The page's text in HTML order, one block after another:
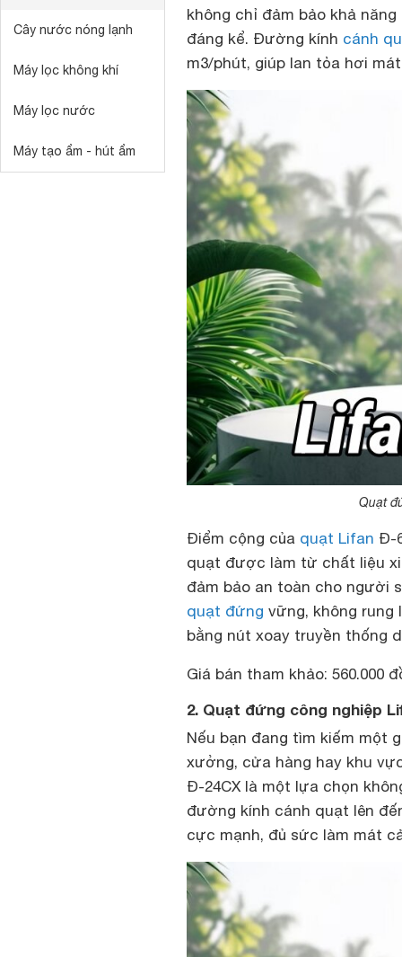
Cây nước nóng lạnh
Máy lọc không khí
Máy lọc nước
Máy tạo ẩm - hút ẩm
không chỉ đảm bảo khả
đáng kể. Đường kính cánh
m3/phút, giúp lan tỏa hơi
Quạt
Điểm cộng của quạt Lifan Đ-
quạt được làm từ chất liệu
đảm bảo an toàn cho người
quạt đứng vững, không rung
bằng nút xoay truyền thống
Giá bán tham khảo: 560.000
2. Quạt đứng công nghiệp
Nếu bạn đang tìm kiếm một
xưởng, cửa hàng hay khu
Đ-24CX là một lựa chọn
đường kính cánh quạt lên
cực mạnh, đủ sức làm mát